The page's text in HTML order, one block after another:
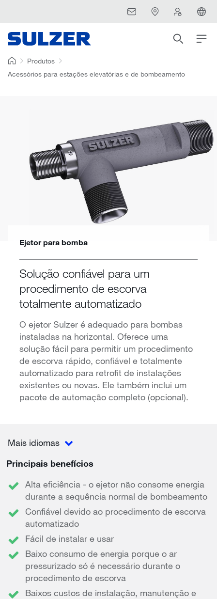
Produtos
Acessórios para estações elevatórias e de bombeamento
Ejetor para bomba
Solução confiável para um
procedimento de escorva
totalmente automatizado
O ejetor Sulzer é adequado para bombas
instaladas na horizontal. Oferece uma
solução fácil para permitir um procedimento
de escorva rápido, confiável e totalmente
automatizado para retrofit de instalações
existentes ou novas. Ele também inclui um
pacote de automação completo (opcional).
Mais idiomas
Principais benefícios
Alta eficiência - o ejetor não consome energia
durante a sequência normal de bombeamento
Confiável devido ao procedimento de escorva
automatizado
Fácil de instalar e usar
Baixo consumo de energia porque o ar
pressurizado só é necessário durante o
procedimento de escorva
Baixos custos de instalação, manutenção e